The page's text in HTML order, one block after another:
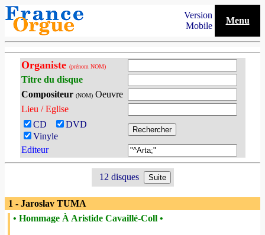
Version
Mobile
Menu
Organiste (prénom NOM)
Titre du disque
Compositeur (NOM)Oeuvre
Lieu / Eglise
CD
DVD
Vinyle
Editeur
12 disques
1 - Jaroslav TUMA
• Hommage À Aristide Cavaillé-Coll •